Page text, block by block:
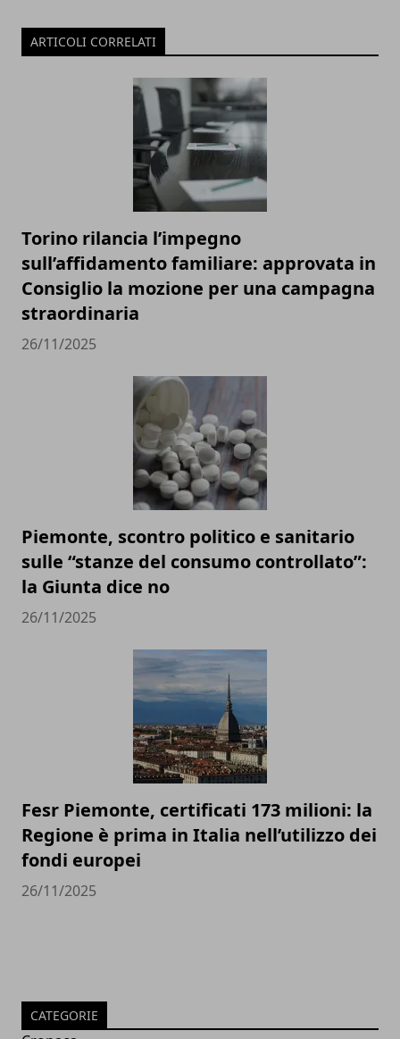
ARTICOLI CORRELATI
Torino rilancia l’impegno
sull’affidamento familiare: approvata in
Consiglio la mozione per una campagna
straordinaria
26/11/2025
Piemonte, scontro politico e sanitario
sulle “stanze del consumo controllato”:
la Giunta dice no
26/11/2025
Fesr Piemonte, certificati 173 milioni: la
Regione è prima in Italia nell’utilizzo dei
fondi europei
26/11/2025
CATEGORIE